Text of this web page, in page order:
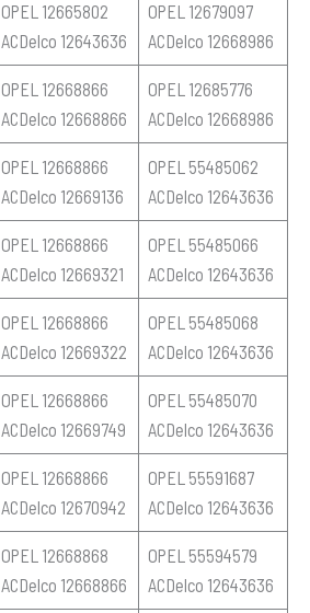
OPEL 12665802
ACDelco 12643636
OPEL 12679097
ACDelco 12668986
OPEL 12668866
ACDelco 12668866
OPEL 12685776
ACDelco 12668986
OPEL 12668866
ACDelco 12669136
OPEL 55485062
ACDelco 12643636
OPEL 12668866
ACDelco 12669321
OPEL 55485066
ACDelco 12643636
OPEL 12668866
ACDelco 12669322
OPEL 55485068
ACDelco 12643636
OPEL 12668866
ACDelco 12669749
OPEL 55485070
ACDelco 12643636
OPEL 12668866
ACDelco 12670942
OPEL 55591687
ACDelco 12643636
OPEL 12668868
ACDelco 12668866
OPEL 55594579
ACDelco 12643636